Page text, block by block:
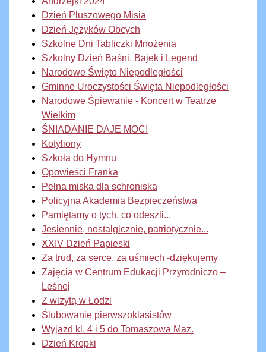
Dzień Pluszowego Misia
Dzień Języków Obcych
Szkolne Dni Tabliczki Mnożenia
Szkolny Dzień Baśni, Bajek i Legend
Narodowe Święto Niepodległości
Gminne Uroczystości Święta Niepodległości
Narodowe Śpiewanie - Koncert w Teatrze
Wielkim
ŚNIADANIE DAJE MOC!
Kotyliony
Szkoła do Hymnu
Opowieści Franka
Pełna miska dla schroniska
Policyjna Akademia Bezpieczeństwa
Pamiętamy o tych, co odeszli...
Jesiennie, nostalgicznie, patriotycznie...
XXIV Dzień Papieski
Za trud, za serce, za uśmiech -dziękujemy
Zajęcia w Centrum Edukacji Przyrodniczo –
Leśnej
Z wizytą w Łodzi
Ślubowanie pierwszoklasistów
Wyjazd kl. 4 i 5 do Tomaszowa Maz.
Dzień Kropki